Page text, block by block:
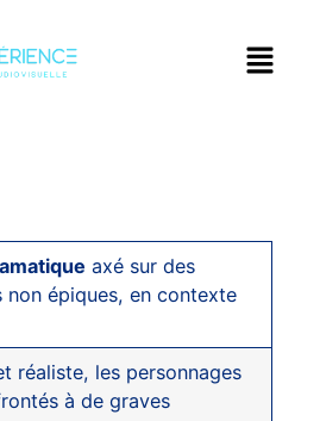
axé sur des
non épiques, en contexte
réaliste, les personnages
à de graves